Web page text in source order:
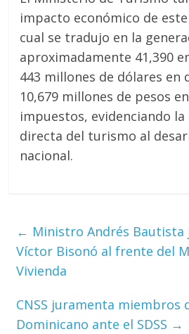
impacto económico de
cual se tradujo en la
aproximadamente 41,390
443 millones de dólares en
10,679 millones de pesos
impuestos, evidenciando
directa del turismo al
nacional.
← Ministro Andrés Bautista
Víctor Bisonó al frente del
Vivienda
CNSS juramenta miembros
Dominicano ante el SDSS →